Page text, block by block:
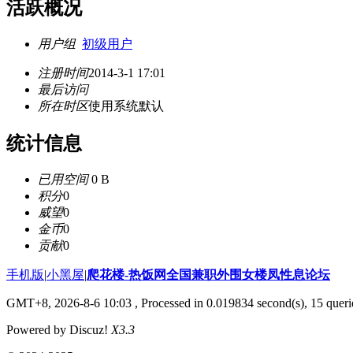
活跃概况
用户组 初级用户
注册时间2014-3-1 17:01
最后访问
所在时区使用系统默认
统计信息
已用空间0 B
积分0
威望0
金币0
贡献0
手机版|小黑屋|爬花楼-热饭网全国兼职外围女楼凤性息论坛
GMT+8, 2026-8-6 10:03 , Processed in 0.019834 second(s), 15
Powered by Discuz! X3.3